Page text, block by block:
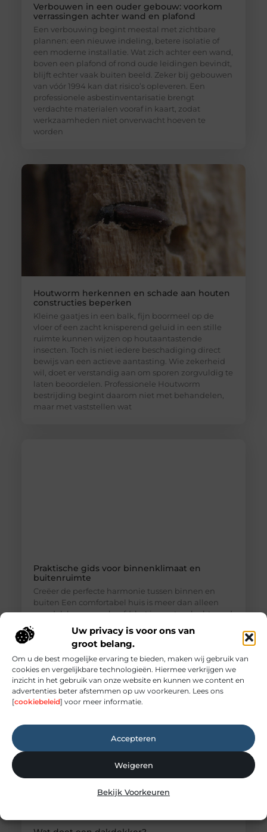
Uw privacy is voor ons van
groot belang.
Om u de best mogelijke ervaring te bieden, maken wij gebruik van
cookies en vergelijkbare technologieën. Hiermee verkrijgen we
inzicht in het gebruik van onze website en kunnen we content en
advertenties beter afstemmen op uw voorkeuren. Lees ons
[cookiebeleid] voor meer informatie.
Accepteren
Weigeren
Bekijk Voorkeuren
Verbouwen in een ouder gebouw: voorkom
verrassingen achter wand en plafond
Een verbouwing begint meestal met zichtbare
plannen: een nieuwe indeling, betere isolatie of
een moderne installatie. Wat zich achter een wand,
boven een plafond of rond oude leidingen bevindt,
blijft echter vaak buiten beeld. Zeker bij gebouwen
van vóór 1994 kan dat risico’s opleveren. Een
professionele asbestinventarisatie brengt
verdachte materialen vooraf in kaart, zodat
werkzaamheden niet onverwacht hoeven te
worden
Houtworm herkennen en schade aan houten
constructies beperken
Kleine gaatjes in een balk, fijn boormeel op de
vloer of een zacht knisperend geluid in een stille
ruimte kunnen wijzen op houtaantastende
insecten. Toch is niet iedere beschadiging direct
bewijs van een actieve aantasting. Wie zekerheid
wil, doet er verstandig aan om sporen zorgvuldig te
laten beoordelen. Professionele Houtworm
bestrijding begint daarom niet met behandelen,
maar met vaststellen wat
Praktische gids voor binnenklimaat en
buitenruimte
Creëer de perfecte harmonie tussen binnen en
buiten Een comfortabel huis is meer dan alleen
een dak boven ons hoofd; het is een toevluchtsoord
waar we tot rust komen. De kwaliteit van ons leven
wordt sterk beïnvloed door onze directe omgeving.
Dit geldt niet alleen voor de sfeer binnenshuis,
maar ook voor de buitenruimte die we tot onze
beschikking hebben,